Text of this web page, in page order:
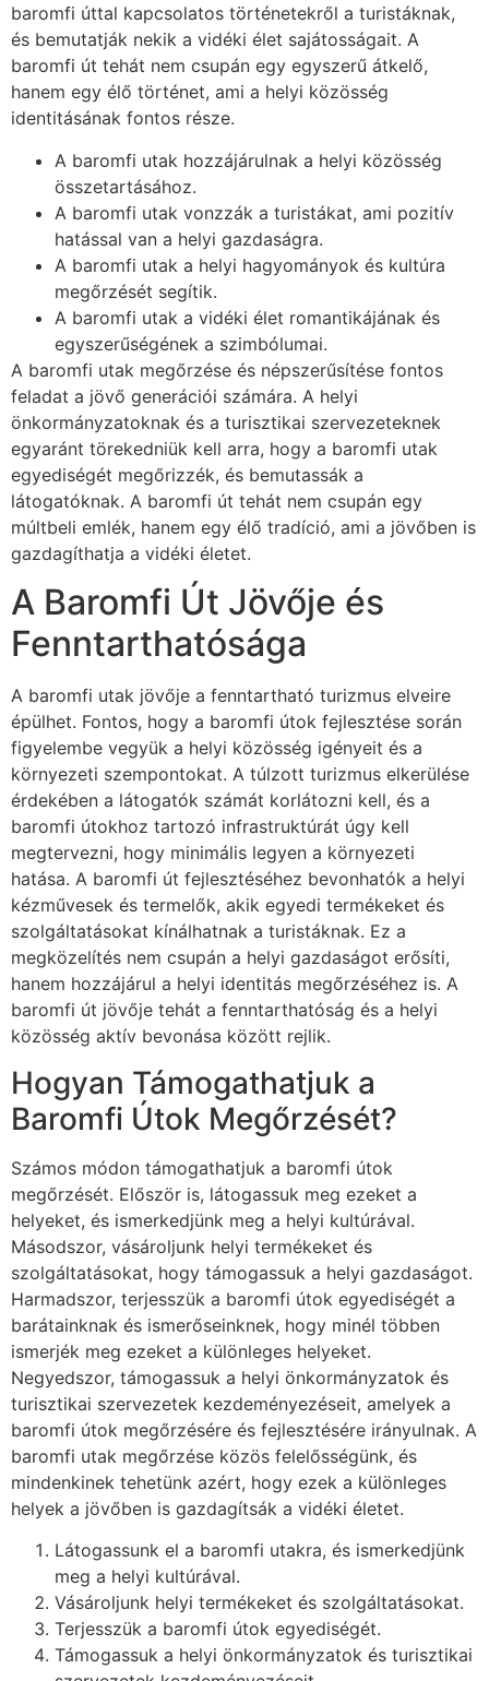
baromfi úttal kapcsolatos történetekről a turistáknak,
és bemutatják nekik a vidéki élet sajátosságait. A
baromfi út tehát nem csupán egy egyszerű átkelő,
hanem egy élő történet, ami a helyi közösség
identitásának fontos része.
A baromfi utak hozzájárulnak a helyi közösség
összetartásához.
A baromfi utak vonzzák a turistákat, ami pozitív
hatással van a helyi gazdaságra.
A baromfi utak a helyi hagyományok és kultúra
megőrzését segítik.
A baromfi utak a vidéki élet romantikájának és
egyszerűségének a szimbólumai.
A baromfi utak megőrzése és népszerűsítése fontos
feladat a jövő generációi számára. A helyi
önkormányzatoknak és a turisztikai szervezeteknek
egyaránt törekedniük kell arra, hogy a baromfi utak
egyediségét megőrizzék, és bemutassák a
látogatóknak. A baromfi út tehát nem csupán egy
múltbeli emlék, hanem egy élő tradíció, ami a jövőben is
gazdagíthatja a vidéki életet.
A Baromfi Út Jövője és
Fenntarthatósága
A baromfi utak jövője a fenntartható turizmus elveire
épülhet. Fontos, hogy a baromfi útok fejlesztése során
figyelembe vegyük a helyi közösség igényeit és a
környezeti szempontokat. A túlzott turizmus elkerülése
érdekében a látogatók számát korlátozni kell, és a
baromfi útokhoz tartozó infrastruktúrát úgy kell
megtervezni, hogy minimális legyen a környezeti
hatása. A baromfi út fejlesztéséhez bevonhatók a helyi
kézművesek és termelők, akik egyedi termékeket és
szolgáltatásokat kínálhatnak a turistáknak. Ez a
megközelítés nem csupán a helyi gazdaságot erősíti,
hanem hozzájárul a helyi identitás megőrzéséhez is. A
baromfi út jövője tehát a fenntarthatóság és a helyi
közösség aktív bevonása között rejlik.
Hogyan Támogathatjuk a
Baromfi Útok Megőrzését?
Számos módon támogathatjuk a baromfi útok
megőrzését. Először is, látogassuk meg ezeket a
helyeket, és ismerkedjünk meg a helyi kultúrával.
Másodszor, vásároljunk helyi termékeket és
szolgáltatásokat, hogy támogassuk a helyi gazdaságot.
Harmadszor, terjesszük a baromfi útok egyediségét a
barátainknak és ismerőseinknek, hogy minél többen
ismerjék meg ezeket a különleges helyeket.
Negyedszor, támogassuk a helyi önkormányzatok és
turisztikai szervezetek kezdeményezéseit, amelyek a
baromfi útok megőrzésére és fejlesztésére irányulnak. A
baromfi utak megőrzése közös felelősségünk, és
mindenkinek tehetünk azért, hogy ezek a különleges
helyek a jövőben is gazdagítsák a vidéki életet.
Látogassunk el a baromfi utakra, és ismerkedjünk
meg a helyi kultúrával.
Vásároljunk helyi termékeket és szolgáltatásokat.
Terjesszük a baromfi útok egyediségét.
Támogassuk a helyi önkormányzatok és turisztikai